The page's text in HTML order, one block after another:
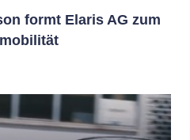
formt Elaris AG zum